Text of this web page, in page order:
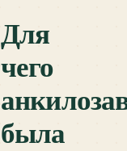
Для
чего
была